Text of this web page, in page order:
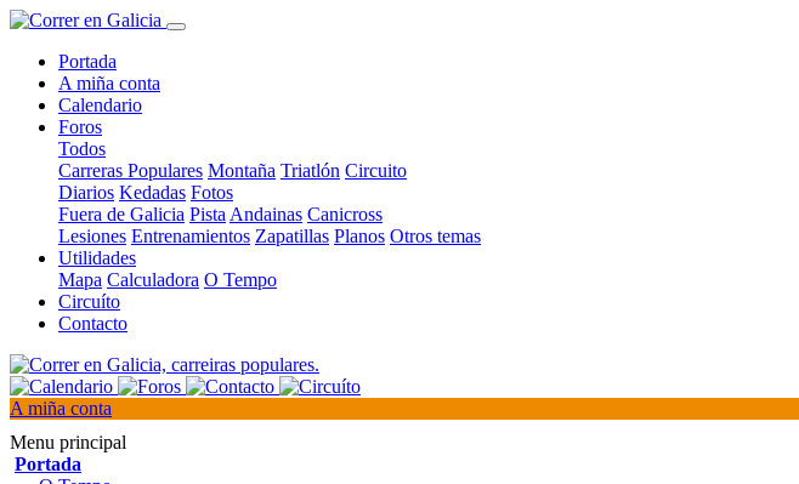
Portada
A miña conta
Calendario
Foros
Todos
Carreras Populares Montaña Triatlón Circuito
Diarios Kedadas Fotos
Fuera de Galicia Pista Andainas Canicross
Lesiones Entrenamientos Zapatillas Planos Otros temas
Utilidades
Mapa Calculadora O Tempo
Circuíto
Contacto
A miña conta
Menu principal
Portada